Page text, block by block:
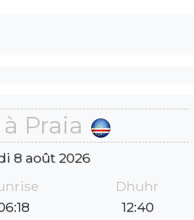
Praia
8 août 2026
Dhuhr
12:40